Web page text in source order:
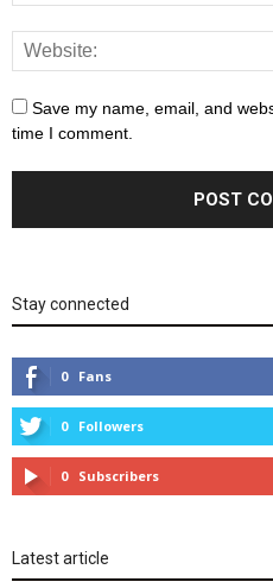
Save my name, email, and
time I comment.
Stay connected
0 Fans
0 Followers
0 Subscribers
Latest article